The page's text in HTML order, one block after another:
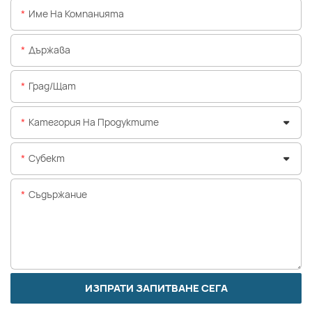
Име На Компанията
Държава
Град/щат
Категория На Продуктите
Субект
Съдържание
ИЗПРАТИ ЗАПИТВАНЕ СЕГА